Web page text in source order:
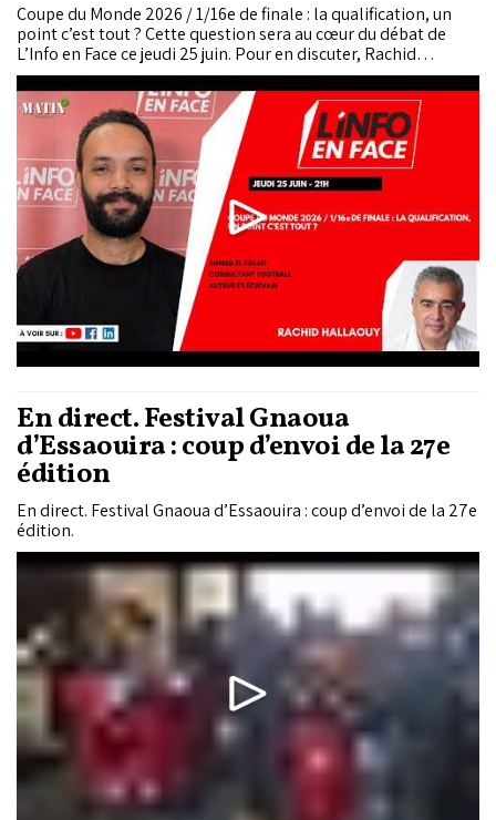
Coupe du Monde 2026 / 1/16e de finale : la qualification, un
point c’est tout ? Cette question sera au cœur du débat de
L’Info en Face ce jeudi 25 juin. Pour en discuter, Rachid
Hallaouy reçoit Ahmed El Falah, consultant football, auteur
et écrivain.
En direct. Festival Gnaoua
d’Essaouira : coup d’envoi de la 27e
édition
En direct. Festival Gnaoua d’Essaouira : coup d’envoi de la 27e
édition.